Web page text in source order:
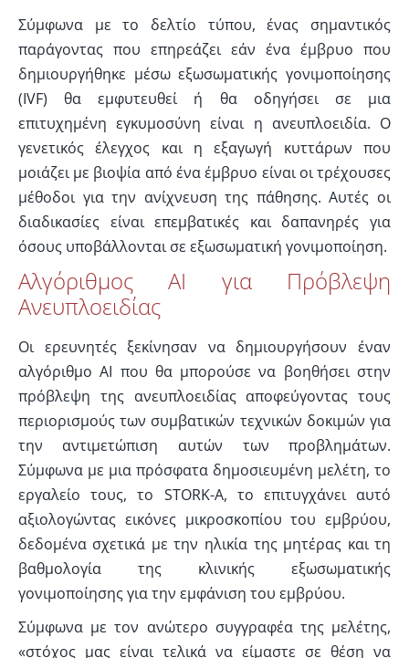
Σύμφωνα με το δελτίο τύπου, ένας σημαντικός
παράγοντας που επηρεάζει εάν ένα έμβρυο που
δημιουργήθηκε μέσω εξωσωματικής γονιμοποίησης
(IVF) θα εμφυτευθεί ή θα οδηγήσει σε μια
επιτυχημένη εγκυμοσύνη είναι η ανευπλοειδία. Ο
γενετικός έλεγχος και η εξαγωγή κυττάρων που
μοιάζει με βιοψία από ένα έμβρυο είναι οι τρέχουσες
μέθοδοι για την ανίχνευση της πάθησης. Αυτές οι
διαδικασίες είναι επεμβατικές και δαπανηρές για
όσους υποβάλλονται σε εξωσωματική γονιμοποίηση.
Αλγόριθμος AI για Πρόβλεψη
Ανευπλοειδίας
Οι ερευνητές ξεκίνησαν να δημιουργήσουν έναν
αλγόριθμο AI που θα μπορούσε να βοηθήσει στην
πρόβλεψη της ανευπλοειδίας αποφεύγοντας τους
περιορισμούς των συμβατικών τεχνικών δοκιμών για
την αντιμετώπιση αυτών των προβλημάτων.
Σύμφωνα με μια πρόσφατα δημοσιευμένη μελέτη, το
εργαλείο τους, το STORK-A, το επιτυγχάνει αυτό
αξιολογώντας εικόνες μικροσκοπίου του εμβρύου,
δεδομένα σχετικά με την ηλικία της μητέρας και τη
βαθμολογία της κλινικής εξωσωματικής
γονιμοποίησης για την εμφάνιση του εμβρύου.
Σύμφωνα με τον ανώτερο συγγραφέα της μελέτης,
«στόχος μας είναι τελικά να είμαστε σε θέση να